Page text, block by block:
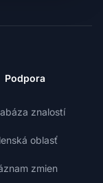
Podpora
znalostí
oblasť
zmien